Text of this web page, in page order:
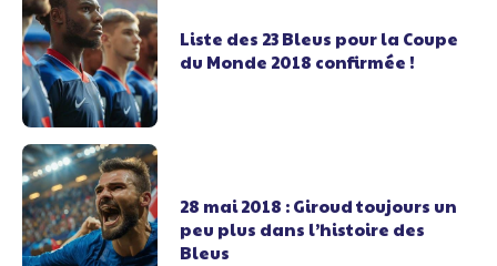
Liste des 23 Bleus pour la Coupe
du Monde 2018 confirmée !
28 mai 2018 : Giroud toujours un
peu plus dans l’histoire des
Bleus